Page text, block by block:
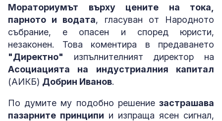
Мораториумът върху цените на тока,
парното и водата, гласуван от Народното
събрание, е опасен и според юристи,
незаконен. Това коментира в предаването
"Директно" изпълнителният директор на
Асоциацията на индустриалния капитал
(АИКБ) Добрин Иванов.
По думите му подобно решение застрашава
пазарните принципи и изпраща ясен сигнал,